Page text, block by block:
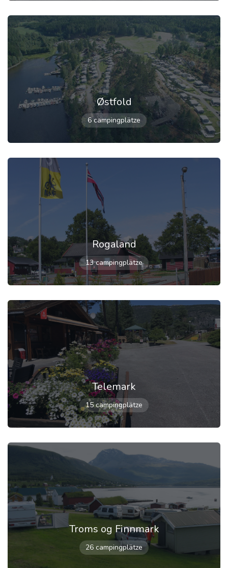
Østfold
6 campingplätze
Rogaland
13 campingplätze
Telemark
15 campingplätze
Troms og Finnmark
26 campingplätze